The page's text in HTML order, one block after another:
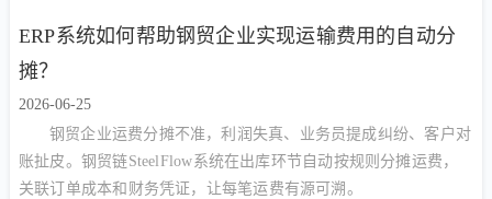
ERP系统如何帮助钢贸企业实现运输费用的自动分
摊？
2026-06-25
钢贸企业运费分摊不准，利润失真、业务员提成纠纷、客户对
账扯皮。钢贸链SteelFlow系统在出库环节自动按规则分摊运费，
关联订单成本和财务凭证，让每笔运费有源可溯。